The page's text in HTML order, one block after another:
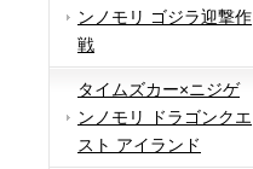
ンノモリ ゴジラ迎撃作
戦
タイムズカー×ニジゲ
ンノモリ ドラゴンクエ
スト アイランド